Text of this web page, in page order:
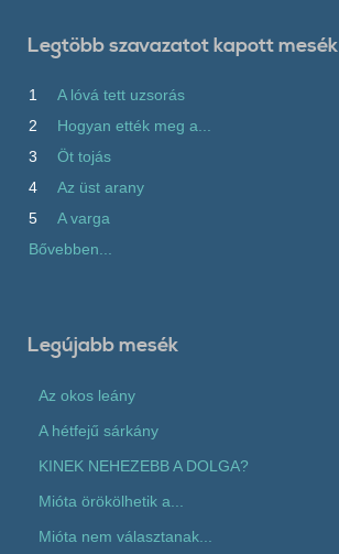
Legtöbb szavazatot kapott mesék
1
A lóvá tett uzsorás
2
Hogyan ették meg a...
3
Öt tojás
4
Az üst arany
5
A varga
Bővebben...
Legújabb mesék
Az okos leány
A hétfejű sárkány
KINEK NEHEZEBB A DOLGA?
Mióta örökölhetik a...
Mióta nem választanak...